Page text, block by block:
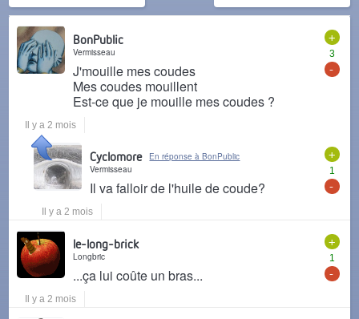
+
3
-
BonPublic
Vermisseau
J'mouille mes coudes
Mes coudes mouillent
Est-ce que je mouille mes coudes ?
Il y a 2 mois
+
1
-
Cyclomore
En réponse à BonPublic
Vermisseau
Il va falloir de l'huile de coude?
Il y a 2 mois
+
1
-
le-long-brick
Longbric
...ça lui coûte un bras...
Il y a 2 mois